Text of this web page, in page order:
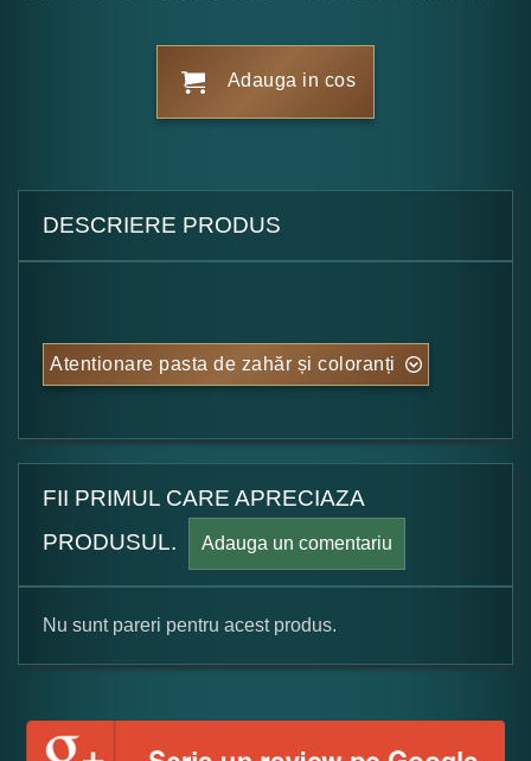
Adauga in cos
DESCRIERE PRODUS
Atentionare pasta de zahăr și coloranți
FII PRIMUL CARE APRECIAZA
PRODUSUL.
Adauga un comentariu
Formular pareri client
Numele dumneavoastra:
Nu sunt pareri pentru acest produs.